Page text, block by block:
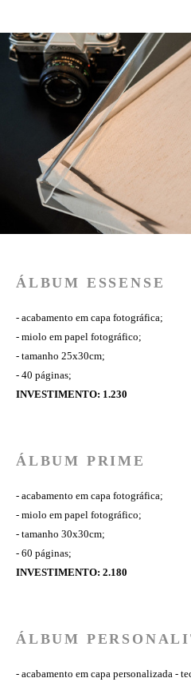
ÁLBUM ESSENSE
- acabamento em capa fotográfica;
- miolo em papel fotográfico;
- tamanho 25x30cm;
- 40 páginas;
INVESTIMENTO: 1.230
ÁLBUM PRIME
- acabamento em capa fotográfica;
- miolo em papel fotográfico;
- tamanho 30x30cm;
- 60 páginas;
INVESTIMENTO: 2.180
ÁLBUM
- acabamento em capa personalizada -